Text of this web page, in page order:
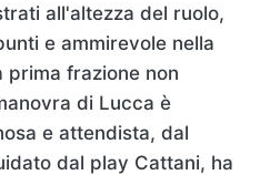
all'altezza del ruolo,
e ammirevole nella
prima frazione non
di Lucca è
e attendista, dal
dal play Cattani, ha